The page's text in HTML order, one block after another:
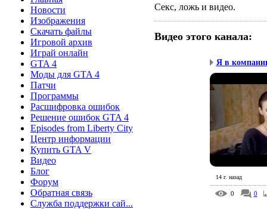
Новости
Изображения
Скачать файлы
Игровой архив
Играй онлайн
GTA 4
Моды для GTA 4
Патчи
Программы
Расшифровка ошибок
Решение ошибок GTA 4
Episodes from Liberty City
Центр информации
Купить GTA V
Видео
Блог
Форум
Обратная связь
Служба поддержки сай...
Секс, ложь и видео.
Видео этого канала:
Я в
14 г. назад
0 0